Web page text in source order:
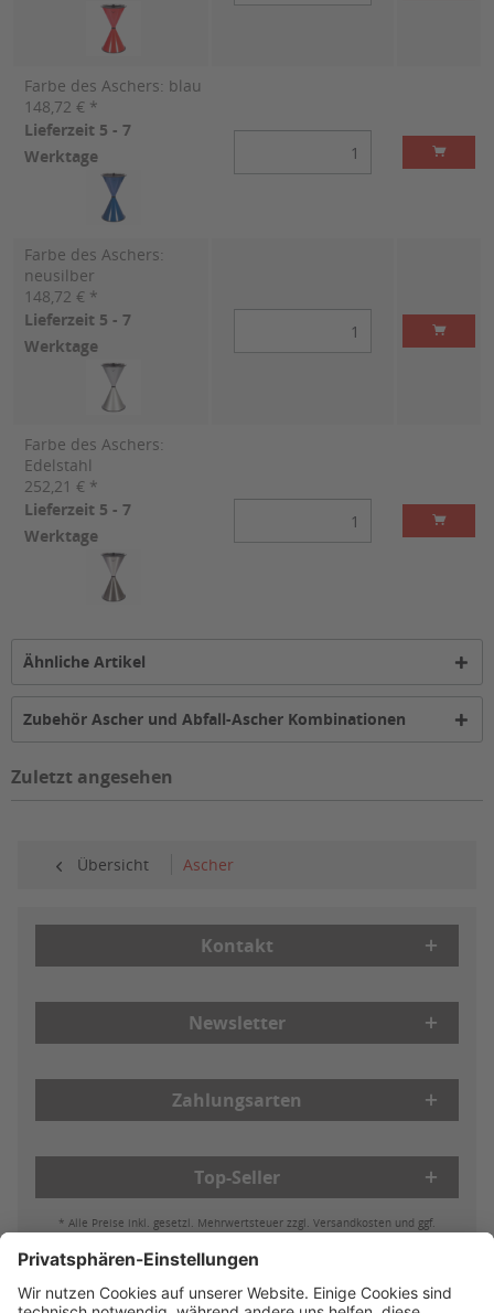
Farbe des Aschers: blau
148,72 € *
Lieferzeit 5 - 7
Werktage
Farbe des Aschers:
neusilber
148,72 € *
Lieferzeit 5 - 7
Werktage
Farbe des Aschers:
Edelstahl
252,21 € *
Lieferzeit 5 - 7
Werktage
Ähnliche Artikel
Zubehör Ascher und Abfall-Ascher Kombinationen
Zuletzt angesehen
Übersicht Ascher
Kontakt
Newsletter
Zahlungsarten
Top-Seller
* Alle Preise inkl. gesetzl. Mehrwertsteuer zzgl. Versandkosten und ggf.